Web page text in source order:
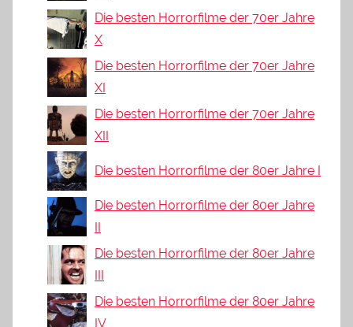
Die besten Horrorfilme der 70er Jahre
X
Die besten Horrorfilme der 70er Jahre
XI
Die besten Horrorfilme der 70er Jahre
XII
Die besten Horrorfilme der 80er Jahre I
Die besten Horrorfilme der 80er Jahre
II
Die besten Horrorfilme der 80er Jahre
III
Die besten Horrorfilme der 80er Jahre
IV